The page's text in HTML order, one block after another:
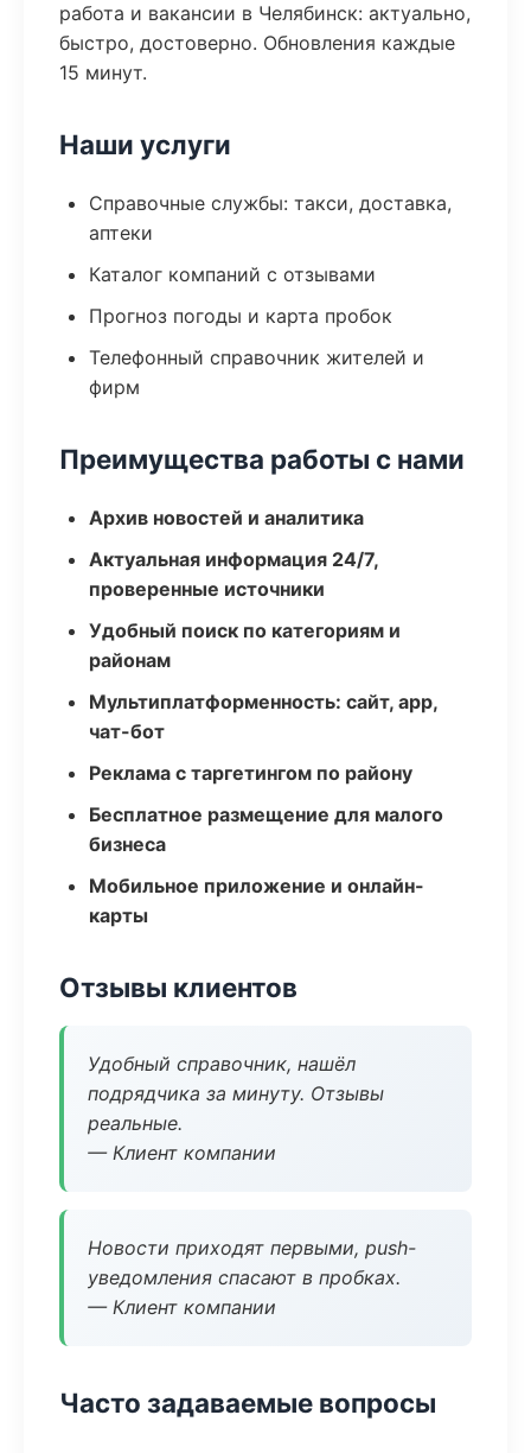
работа и вакансии в Челябинск: актуально,
быстро, достоверно. Обновления каждые
15 минут.
Наши услуги
Справочные службы: такси, доставка,
аптеки
Каталог компаний с отзывами
Прогноз погоды и карта пробок
Телефонный справочник жителей и
фирм
Преимущества работы с нами
Архив новостей и аналитика
Актуальная информация 24/7,
проверенные источники
Удобный поиск по категориям и
районам
Мультиплатформенность: сайт, app,
чат-бот
Реклама с таргетингом по району
Бесплатное размещение для малого
бизнеса
Мобильное приложение и онлайн-
карты
Отзывы клиентов
Удобный справочник, нашёл
подрядчика за минуту. Отзывы
реальные.
— Клиент компании
Новости приходят первыми, push-
уведомления спасают в пробках.
— Клиент компании
Часто задаваемые вопросы